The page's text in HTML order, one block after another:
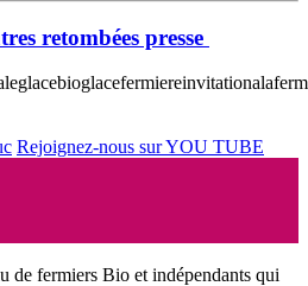
retombées presse
glacebioglacefermiere
Rejoignez-nous sur YOU TUBE
de fermiers Bio et indépendants qui